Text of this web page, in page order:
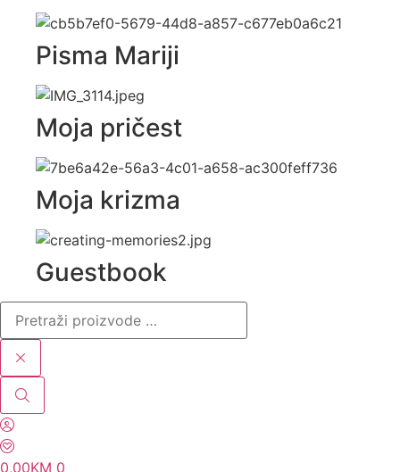
Pisma Mariji
Moja pričest
Moja krizma
Guestbook
Pretraži
proizvode
…
0,00KM 0